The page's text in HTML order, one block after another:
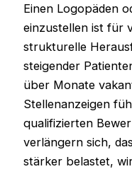
Einen Logopäden
einzustellen ist für
strukturelle
steigender
über Monate
Stellenanzeigen
qualifizierten
verlängern sich,
stärker belastet,